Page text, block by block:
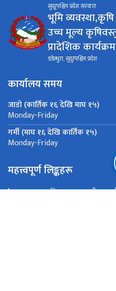
सुदूरपश्चिम प्रदेश सरकार
भूमि
उच्च मूल्य
प्रादेशिक
डडेल्धुरा, सुदुरपश्चिम प्रदेश
कार्यालय समय
जाडो (कार्तिक १६ देखि माघ १५)
Monday-Friday
गर्मी (माघ १६ देखि कार्तिक १५)
Monday-Friday
महत्त्वपूर्ण लिङ्कहरू
उच्च मूल्य कृषिवस्तु उत्थानशील